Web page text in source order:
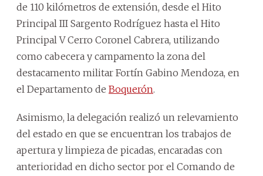
de 110 kilómetros de extensión, desde el Hito
Principal III Sargento Rodríguez hasta el Hito
Principal V Cerro Coronel Cabrera, utilizando
como cabecera y campamento la zona del
destacamento militar Fortín Gabino Mendoza, en
el Departamento de Boquerón.
Asimismo, la delegación realizó un relevamiento
del estado en que se encuentran los trabajos de
apertura y limpieza de picadas, encaradas con
anterioridad en dicho sector por el Comando de